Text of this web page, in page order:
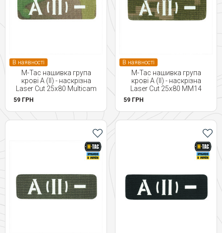
В наявності
M-Tac нашивка група
крові A (II) - наскрізна
Laser Cut 25х80 Multicam
59 ГРН
В наявності
M-Tac нашивка група
крові A (II) - наскрізна
Laser Cut 25х80 MM14
59 ГРН